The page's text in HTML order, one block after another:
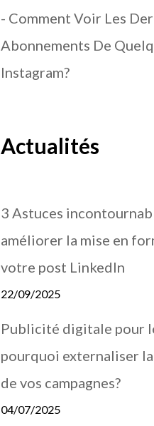
- Comment Voir Les
Abonnements De
Instagram?
Actualités
3 Astuces
améliorer la mise en
votre post LinkedIn
22/09/2025
Publicité digitale pour
pourquoi externaliser
de vos campagnes?
04/07/2025